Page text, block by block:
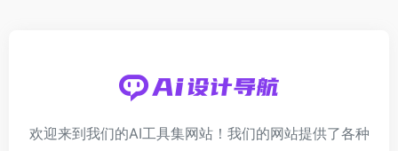
欢迎来到我们的AI工具集网站！我们的网站提供了各种